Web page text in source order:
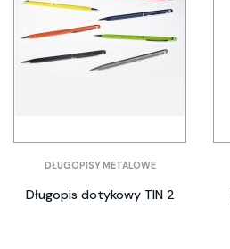
DŁUGOPISY METALOWE
Długopis dotykowy TIN 2